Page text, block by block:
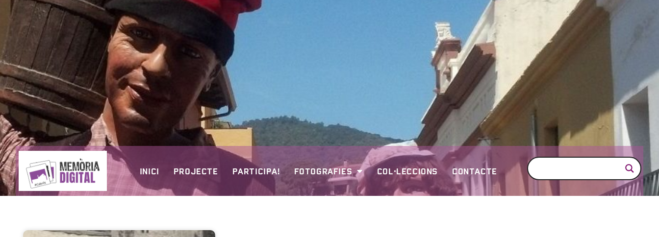
INICI PROJECTE PARTICIPA! FOTOGRAFIES COL·LECCIONS CONTACTE